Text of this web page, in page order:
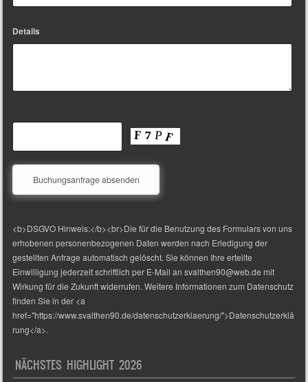
Details
<b>DSGVO Hinweis:</b><br>Die für die Benutzung des Formulars von uns
erhobenen personenbezogenen Daten werden nach Erledigung der
gestellten Anfrage automatisch gelöscht. Sie können Ihre erteilte
Einwilligung jederzeit schriftlich per E-Mail an svalthen90@web.de mit
Wirkung für die Zukunft widerrufen. Weitere Informationen zum Datenschutz
finden Sie in der <a
href="https://www.svalthen90.de/datenschutzerklaerung/">Datenschutzerklä
rung</a>.
NÄCHSTES HIGHLIGHT 2026